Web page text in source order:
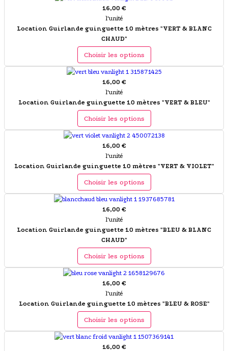
16,00 €
l'unité
Location Guirlande guinguette 10 mètres "VERT & BLANC
CHAUD"
Choisir les options
16,00 €
l'unité
Location Guirlande guinguette 10 mètres "VERT & BLEU"
Choisir les options
16,00 €
l'unité
Location Guirlande guinguette 10 mètres "VERT & VIOLET"
Choisir les options
16,00 €
l'unité
Location Guirlande guinguette 10 mètres "BLEU & BLANC
CHAUD"
Choisir les options
16,00 €
l'unité
Location Guirlande guinguette 10 mètres "BLEU & ROSE"
Choisir les options
16,00 €